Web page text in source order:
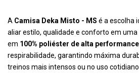
A Camisa Deka Misto - MS é a escolha
aliar estilo, qualidade e conforto em
em 100% poliéster de alta performance
respirabilidade, garantindo máxima
treinos mais intensos ou no uso cotidiano.